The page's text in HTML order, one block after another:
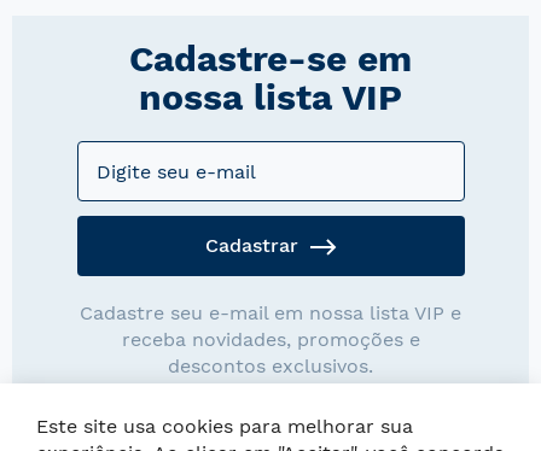
Cadastre-se em
nossa lista VIP
Cadastrar
Cadastre seu e-mail em nossa lista VIP e
receba novidades, promoções e
descontos exclusivos.
Este site usa cookies para melhorar sua